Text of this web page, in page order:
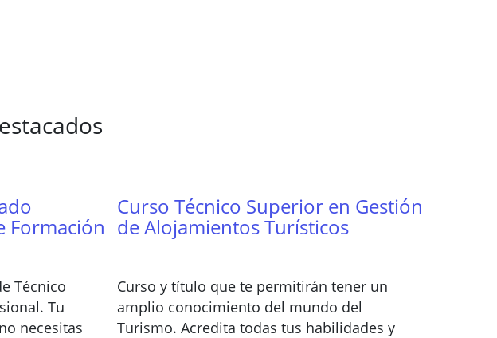
Formación
Técnico
Tu
necesitas
Curso Técnico Superior en Gestión
de Alojamientos Turísticos
Curso y título que te permitirán tener un
amplio conocimiento del mundo del
Turismo. Acredita todas tus habilidades y